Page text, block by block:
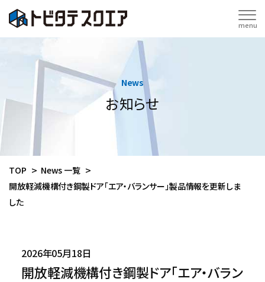
menu
News
お知らせ
TOP
News 一覧
開放軽減機構付き鋼製ドア「エア・バランサー」製品情報を更新しま
した
2026年05月18日
開放軽減機構付き鋼製ドア「エア・バラン